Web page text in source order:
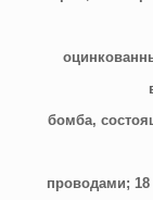
бомба,
проводами;